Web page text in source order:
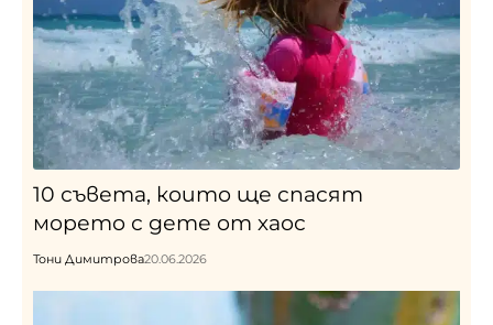
10 съвета, които ще спасят
морето с дете от хаос
Тони Димитрова20.06.2026